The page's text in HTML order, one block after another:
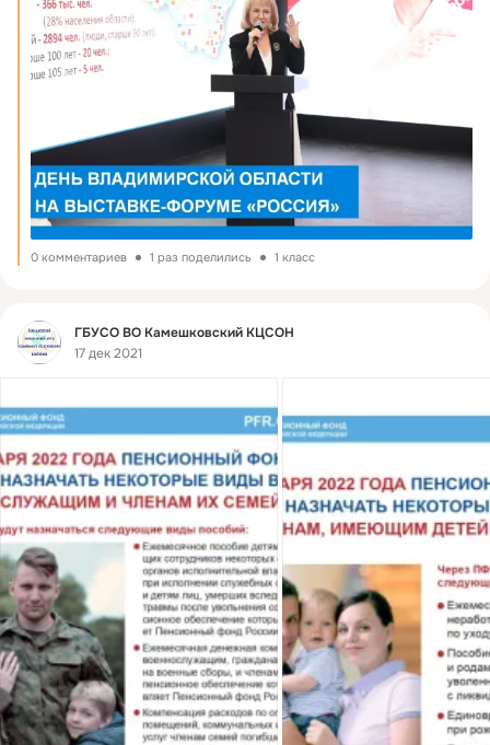
0 комментариев 1 раз поделились 1 класс
Фид
ГБУСО ВО Камешковский КЦСОН
17 дек 2021